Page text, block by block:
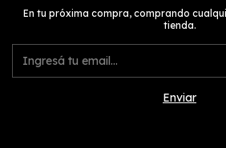
En tu próxima compra, comprando
tienda.